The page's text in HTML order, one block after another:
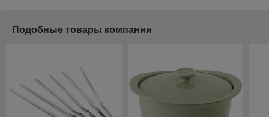
Подобные товары компании